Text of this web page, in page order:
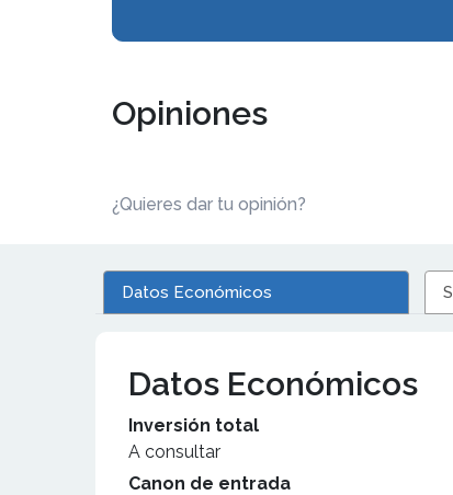
Opiniones
¿Quieres dar tu opinión?
Datos Económicos
Datos Económicos
Inversión total
A consultar
Canon de entrada